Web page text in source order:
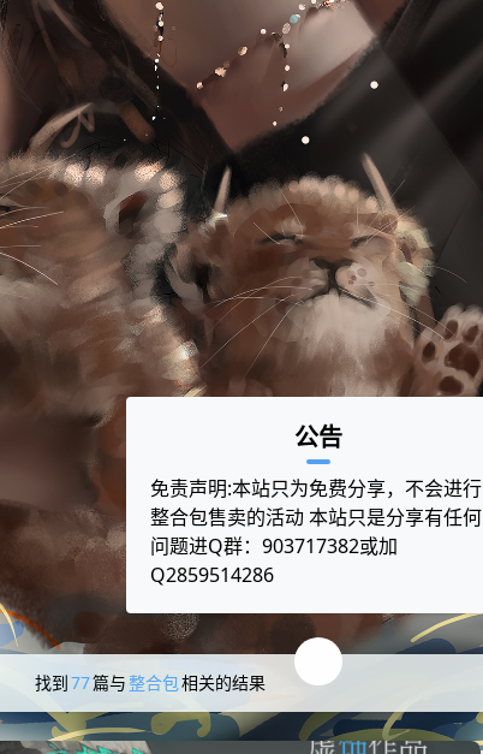
找到77篇与整合包相关的结果
公告
免责声明:本站只为免费分享，不会进行
整合包售卖的活动 本站只是分享有任何
问题进Q群：903717382或加
Q2859514286